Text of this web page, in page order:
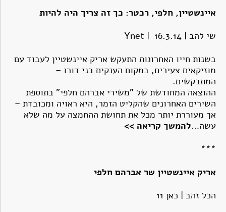
איינשטיין, חלפי, רכטר: כך זה צריך היה להיות
שי להב | 16.3.14 | Ynet
בשנות חייו האחרונות התעקש אריק איינשטיין לעבוד עם
מוזיקאים צעירים, במקום הענקים בני דורו –
המתבקשים.
ההוצאה המחודשת של "משירי אברהם חלפי" בתוספת
השירים האחרונים שהקליט הזמר, היא ראויה ומכובדת –
אך מעוררת יותר מכל את תחושת ההחמצה על מה שלא
עשה…להמשך קריאה >>
***
אריק איינשטיין שר אברהם חלפי
הכל זהב | כאן 11